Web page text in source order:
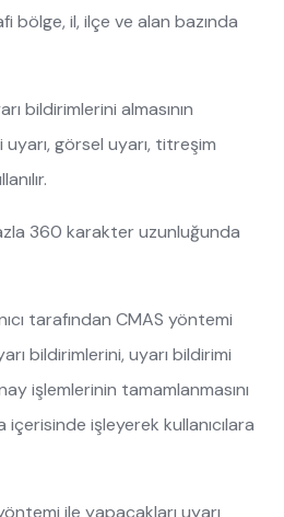
bölge, il, ilçe ve alan bazında
bildirimlerini almasının
uyarı, görsel uyarı, titreşim
360 karakter uzunluğunda
tarafından CMAS yöntemi
bildirimlerini, uyarı bildirimi
işlemlerinin tamamlanmasını
işleyerek kullanıcılara